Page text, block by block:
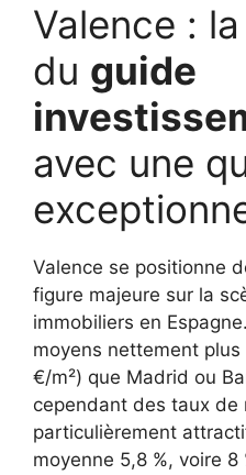
Valence : la révélation
du guide
avec une
Valence se positionne
figure majeure sur la
immobiliers en
moyens nettement
€/m²) que Madrid ou
cependant des taux de
particulièrement
moyenne 5,8 %, voire